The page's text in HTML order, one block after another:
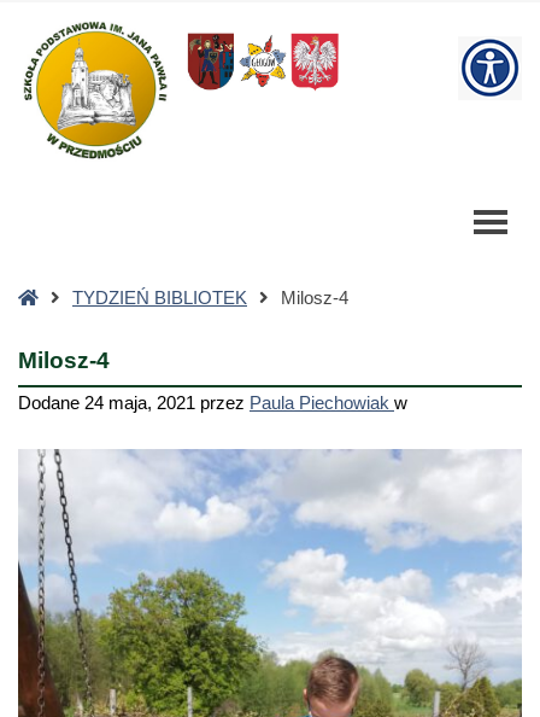
Szkoła
Podstawowa
StronaTYDZIEŃ BIBLIOTEK Milosz-4
Milosz-4
Dodane 24 maja, 2021 przez Paula Piechowiak w